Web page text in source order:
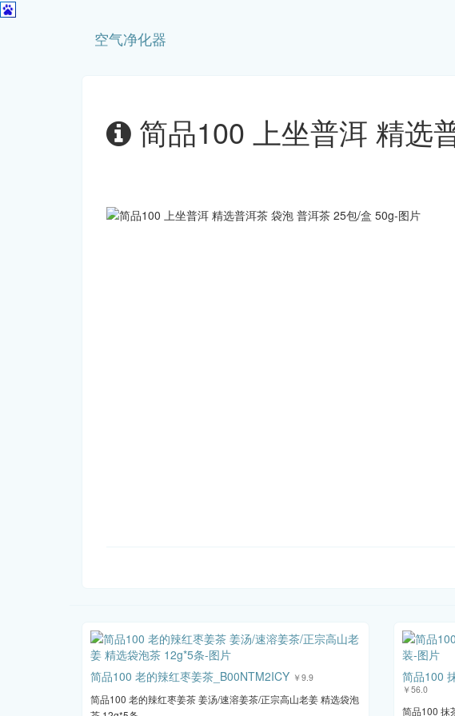
空气净化器
简品100 上坐普洱 精选
简品100 老的辣红枣姜茶_B00NTM2ICY ￥9.9
简品100 老的辣红枣姜茶 姜汤/速溶姜茶/正宗高山老姜 精选袋泡
简品100
￥56.0
简品100 抹